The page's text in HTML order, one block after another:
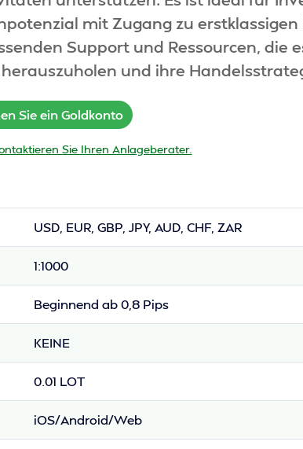
mit Zugang zu
Support und Ressourcen, die
und ihre
Sie ein Goldkonto
Sie Ihren Anlageberater.
USD, EUR, GBP, JPY, AUD, CHF, ZAR
1:1000
Beginnend ab 0,8 Pips
KEINE
0.01 LOT
iOS/Android/Web